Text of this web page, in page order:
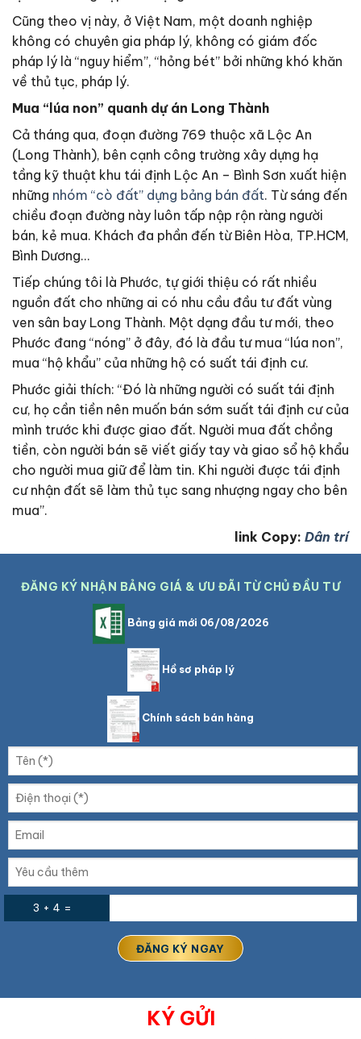
Cũng theo vị này, ở Việt Nam, một doanh nghiệp
không có chuyên gia pháp lý, không có giám đốc
pháp lý là “nguy hiểm”, “hỏng bét” bởi những khó khăn
về thủ tục, pháp lý.
Mua “lúa non” quanh dự án Long Thành
Cả tháng qua, đoạn đường 769 thuộc xã Lộc An
(Long Thành), bên cạnh công trường xây dựng hạ
tầng kỹ thuật khu tái định Lộc An – Bình Sơn xuất hiện
những nhóm “cò đất” dựng bảng bán đất. Từ sáng đến
chiều đoạn đường này luôn tấp nập rộn ràng người
bán, kẻ mua. Khách đa phần đến từ Biên Hòa, TP.HCM,
Bình Dương…
Tiếp chúng tôi là Phước, tự giới thiệu có rất nhiều
nguồn đất cho những ai có nhu cầu đầu tư đất vùng
ven sân bay Long Thành. Một dạng đầu tư mới, theo
Phước đang “nóng” ở đây, đó là đầu tư mua “lúa non”,
mua “hộ khẩu” của những hộ có suất tái định cư.
Phước giải thích: “Đó là những người có suất tái định
cư, họ cần tiền nên muốn bán sớm suất tái định cư của
mình trước khi được giao đất. Người mua đất chồng
tiền, còn người bán sẽ viết giấy tay và giao sổ hộ khẩu
cho người mua giữ để làm tin. Khi người được tái định
cư nhận đất sẽ làm thủ tục sang nhượng ngay cho bên
mua”.
link Copy: Dân trí
ĐĂNG KÝ NHẬN BẢNG GIÁ & ƯU ĐÃI TỪ CHỦ ĐẦU TƯ
Bảng giá mới 06/08/2026
Hồ sơ pháp lý
Chính sách bán hàng
3 + 4 =
KÝ GỬI